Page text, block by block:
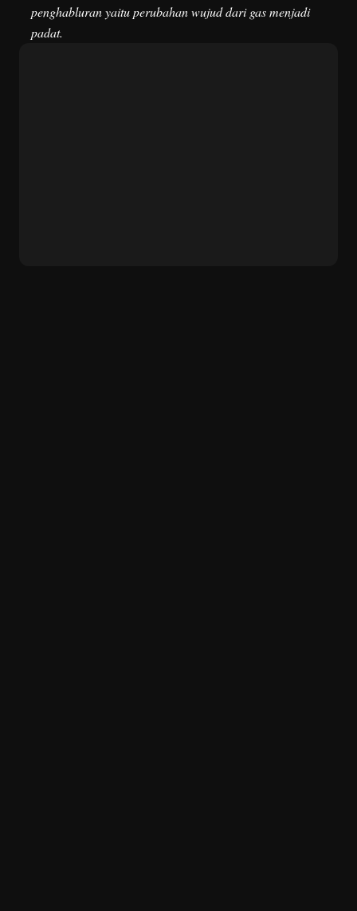
penghabluran yaitu perubahan wujud dari gas menjadi
padat.